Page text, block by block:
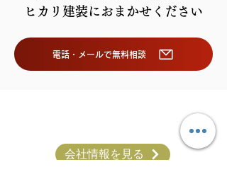
ヒカリ建装におまかせください
電話・メールで無料相談
会社情報を見る